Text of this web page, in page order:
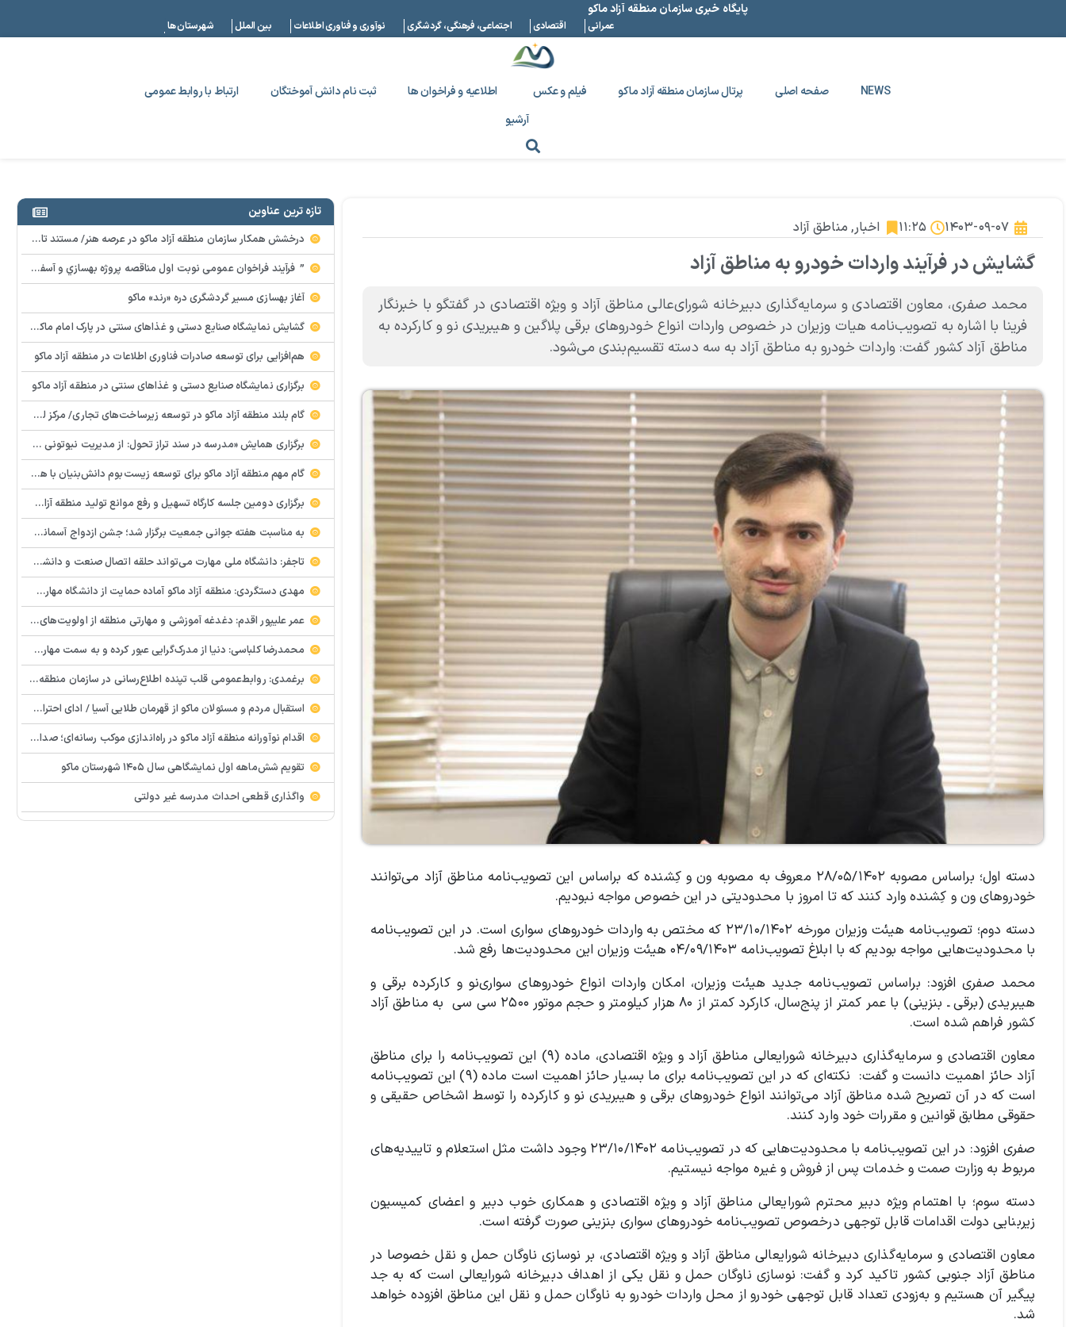
پایگاه خبری سازمان منطقه آزاد ماکو
عمرانی اقتصادی اجتماعی، فرهنگی، گردشگری نوآوری و فناوری اطلاعات بین الملل شهرستان ها
NEWS صفحه اصلی پرتال سازمان منطقه آزاد ماکو فیلم و عکس اطلاعیه و فراخوان ها ثبت نام دانش آموختگان
ارتباط با روابط عمومی
آرشیو
۱۴۰۳-۰۹-۰۷ ۱۱:۲۵ اخبار, مناطق آزاد
گشایش در فرآیند واردات خودرو به مناطق آزاد
محمد صفری، معاون اقتصادی و سرمایه‌گذاری دبیرخانه شورای‌عالی مناطق آزاد و ویژه اقتصادی در گفتگو با خبرنگار
فرینا با اشاره به تصویب‌نامه هیات وزیران در خصوص واردات انواع خودروهای برقی پلاگین و هیبریدی نو و کارکرده به
مناطق آزاد کشور گفت: واردات خودرو به مناطق آزاد به سه دسته تقسیم‌بندی می‌شود.
دسته اول؛ براساس مصوبه ۲۸/۰۵/۱۴۰۲ معروف به مصوبه ون و کِشنده که براساس این تصویب‌نامه مناطق آزاد می‌توانند
خودروهای ون و کِشنده وارد کنند که تا امروز با محدودیتی در این خصوص مواجه نبودیم.
دسته دوم؛ تصویب‌نامه هیئت وزیران مورخه ۲۳/۱۰/۱۴۰۲ که مختص به واردات خودروهای سواری است. در این تصویب‌نامه
با محدودیت‌هایی مواجه بودیم که با ابلاغ تصویب‌نامه ۰۴/۰۹/۱۴۰۳ هیئت وزیران این محدودیت‌ها رفع شد.
محمد صفری افزود: براساس تصویب‌نامه جدید هیئت وزیران، امکان واردات انواع خودروهای سواری‌نو و كاركرده برقی و
هيبريدی (برقی ـ بنزينی) با عمر كمتر از پنج‌سال، کارکرد کمتر از ۸۰ هزار کیلومتر و حجم موتور ۲۵۰۰ سی سی به مناطق آزاد
کشور فراهم شده است.
معاون اقتصادی و سرمایه‌گذاری دبیرخانه شورایعالی مناطق آزاد و ویژه اقتصادی، ماده (۹) این تصویب‌نامه را برای مناطق
آزاد حائز اهمیت دانست و گفت: نکته‌ای که در این تصویب‌نامه برای ما بسیار حائز اهمیت است ماده (۹) این تصویب‌نامه
است که در آن تصریح شده مناطق آزاد می‌توانند انواع خودروهای برقی و هیبریدی نو و کارکرده را توسط اشخاص حقیقی و
حقوقی مطابق قوانین و مقررات خود وارد کنند.
صفری افزود: در این تصویب‌نامه با محدودیت‌هایی که در تصویب‌نامه ۲۳/۱۰/۱۴۰۲ وجود داشت مثل استعلام و تاییدیه‌های
مربوط به وزارت صمت و خدمات پس از فروش و غیره مواجه نیستیم.
دسته سوم؛ با اهتمام ویژه دبیر محترم شورایعالی مناطق آزاد و ویژه اقتصادی و همکاری خوب دبیر و اعضای کمیسیون
زیربنایی دولت اقدامات قابل توجهی درخصوص تصویب‌نامه خودروهای سواری بنزینی صورت گرفته است.
معاون اقتصادی و سرمایه‌گذاری دبیرخانه شورایعالی مناطق آزاد و ویژه اقتصادی، بر نوسازی ناوگان حمل و نقل خصوصا در
مناطق آزاد جنوبی کشور تاکید کرد و گفت: نوسازی ناوگان حمل و نقل یکی از اهداف دبیرخانه شورایعالی است که به جد
پیگیر آن هستیم و به‌زودی تعداد قابل توجهی خودرو از محل واردات خودرو به ناوگان حمل و نقل این مناطق افزوده خواهد
شد.
تازه ترین عناوین
درخشش همکار سازمان منطقه آزاد ماکو در عرصه هنر/ مستند تاریخی «زری خانم» به کارگردانی احد عبادی رونمایی شد
” فرآيند فراخوان عمومي نوبت اول مناقصه پروژه بهسازي و آسفالت راه و پاركينگ مجموعه آب درماني شهرستان شوط منطقه آزاد ماكو “
آغاز بهسازی مسیر گردشگری دره «رند» ماکو
گشایش نمایشگاه صنایع دستی و غذاهای سنتی در پارک امام ماکو با محوریت توانمندسازی زنان
هم‌افزایی برای توسعه صادرات فناوری اطلاعات در منطقه آزاد ماکو
برگزاری نمایشگاه صنایع دستی و غذاهای سنتی در منطقه آزاد ماکو
گام بلند منطقه آزاد ماکو در توسعه زیرساخت‌های تجاری/ مرکز لجستیک مرزی بازرگان تصویب شد
️برگزاری همایش «مدرسه در سند تراز تحول: از مدیریت نیوتونی به رهبری کوانتومی» با مشارکت سازمان منطقه آزاد ماکو
گام مهم منطقه آزاد ماکو برای توسعه زیست‌بوم دانش‌بنیان با همکاری مرکز نوآوری و شتابدهنده‌های استارتاپ
برگزاری دومین جلسه کارگاه تسهیل و رفع موانع تولید منطقه آزاد ماکو
به مناسبت هفته جوانی جمعیت برگزار شد؛ جشن ازدواج آسمانی و ازدواج آسان در شهرستان پلدشت
تاجفر: دانشگاه ملی مهارت می‌تواند حلقه اتصال صنعت و دانشگاه باشد
مهدی دستگردی: منطقه آزاد ماکو آماده حمایت از دانشگاه مهارت‌محور است
عمر علیپور اقدم: دغدغه آموزشی و مهارتی منطقه از اولویت‌های اصلی ماست
محمدرضا کلباسی: دنیا از مدرک‌گرایی عبور کرده و به سمت مهارت حرکت می‌کند
برغمدی: روابط‌عمومی قلب تپنده اطلاع‌رسانی در سازمان منطقه آزاد ماکو است
استقبال مردم و مسئولان ماکو از قهرمان طلایی آسیا / ادای احترام ابوالفضل پیشه‌ور به شهدای گمنام
اقدام نوآورانه منطقه آزاد ماکو در راه‌اندازی موکب رسانه‌ای؛ صدای مردم از دل تجمعات طنین‌انداز شد
تقویم شش‌ماهه اول نمایشگاهی سال ۱۴۰۵ شهرستان ماکو
واگذاری قطعی احداث مدرسه غیر دولتی